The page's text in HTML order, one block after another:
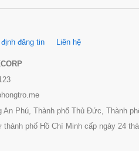
đăng tin Liên hệ
Phú, Thành phố Thủ Đức, Thành
phố Hồ Chí Minh cấp ngày 24